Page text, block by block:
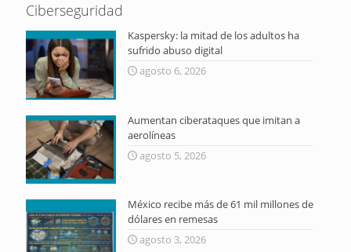
Ciberseguridad
Kaspersky: la mitad de los adultos ha
sufrido abuso digital
agosto 6, 2026
Aumentan ciberataques que imitan a
aerolíneas
agosto 5, 2026
México recibe más de 61 mil millones de
dólares en remesas
agosto 3, 2026